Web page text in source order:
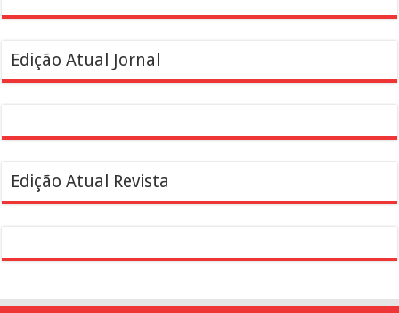
Edição Atual Jornal
Edição Atual Revista